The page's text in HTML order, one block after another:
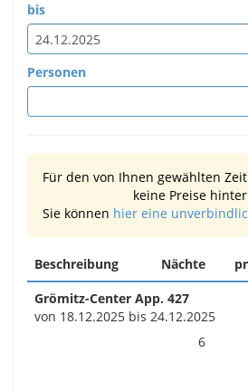
bis
Personen
Für den von Ihnen gewählten
keine Preise
Sie können hier eine
Beschreibung Nächte
Grömitz-Center App. 427
von 18.12.2025 bis 24.12.2025
6